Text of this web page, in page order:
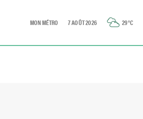
MON MÉTRO 7 AOÛT 2026 29°C